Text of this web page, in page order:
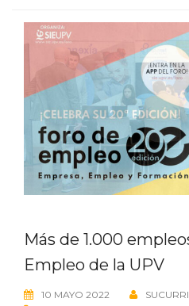
Más de 1.000
Empleo de la UPV
10 MAYO 2022